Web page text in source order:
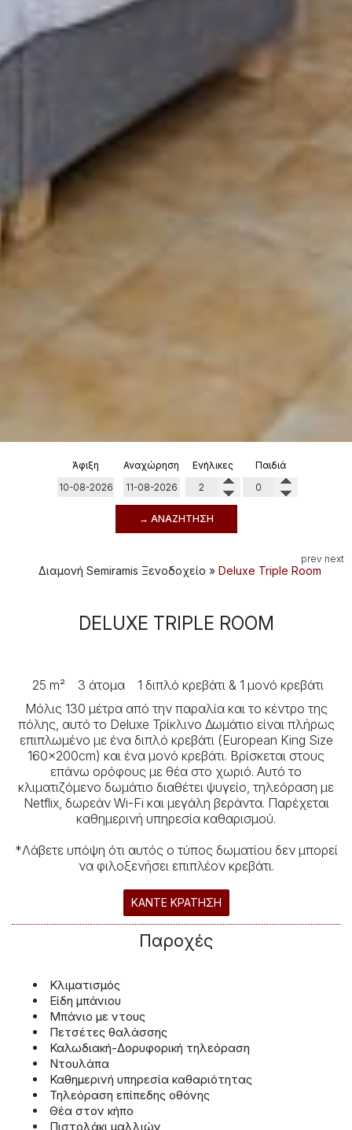
Άφιξη Αναχώρηση Ενήλικες Παιδιά
→ ΑΝΑΖΉΤΗΣΗ
Διαμονή Semiramis Ξενοδοχείο » Deluxe Triple Room
DELUXE TRIPLE ROOM
prev next
25 m² 3 άτομα 1 διπλό κρεβάτι & 1 μονό κρεβάτι
Μόλις 130 μέτρα από την παραλία και το κέντρο της
πόλης, αυτό το Deluxe Τρίκλινο Δωμάτιο είναι πλήρως
επιπλωμένο με ένα διπλό κρεβάτι (European King Size
160x200cm) και ένα μονό κρεβάτι. Βρίσκεται στους
επάνω ορόφους με θέα στο χωριό. Αυτό το
κλιματιζόμενο δωμάτιο διαθέτει ψυγείο, τηλεόραση με
Netflix, δωρεάν Wi-Fi και μεγάλη βεράντα. Παρέχεται
καθημερινή υπηρεσία καθαρισμού.
*Λάβετε υπόψη ότι αυτός ο τύπος δωματίου δεν μπορεί
να φιλοξενήσει επιπλέον κρεβάτι.
ΚΆΝΤΕ ΚΡΆΤΗΣΗ
Παροχές
Κλιματισμός
Είδη μπάνιου
Μπάνιο με ντους
Πετσέτες θαλάσσης
Καλωδιακή-Δορυφορική τηλεόραση
Ντουλάπα
Καθημερινή υπηρεσία καθαριότητας
Τηλεόραση επίπεδης οθόνης
Θέα στον κήπο
Πιστολάκι μαλλιών